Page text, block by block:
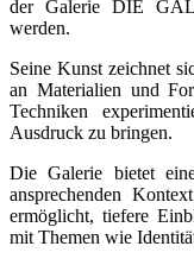
der Galerie DIE
werden.
Seine Kunst zeichnet
an Materialien und
Techniken
Ausdruck zu bringen.
Die Galerie bietet
ansprechenden
ermöglicht, tiefere
mit Themen wie